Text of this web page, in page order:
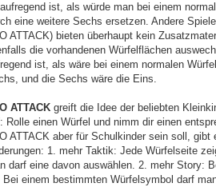
ist, als würde man bei einem
eine weitere Sechs ersetzen. Andere
ATTACK) bieten überhaupt kein
die vorhandenen Würfelflächen
ist, als wäre bei einem normalen
und die Sechs wäre die Eins.
ATTACK greift die Idee der beliebten
Rolle einen Würfel und nimm dir einen
ATTACK aber für Schulkinder sein soll, gibt
1. mehr Taktik: Jede Würfelseite
darf eine davon auswählen. 2. mehr Story:
Bei einem bestimmten Würfelsymbol darf